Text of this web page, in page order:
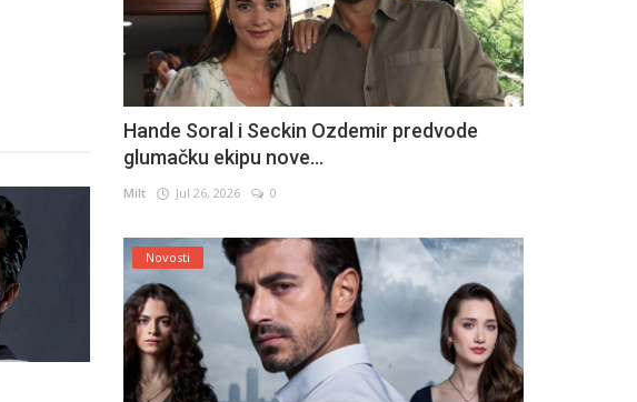
Hande Soral i Seckin Ozdemir predvode
glumačku ekipu nove...
Milt Jul 26, 2026 0
Novosti